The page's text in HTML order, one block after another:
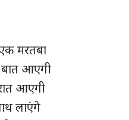
मरतबा
आएगी
आएगी
लाएंगे